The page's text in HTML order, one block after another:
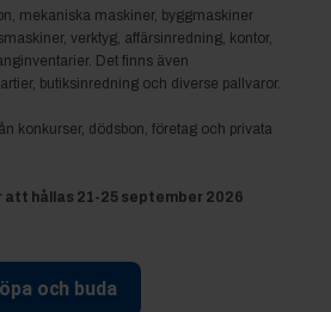
mekaniska maskiner, byggmaskiner
verktyg, affärsinredning, kontor,
Det finns även
butiksinredning och diverse pallvaror.
konkurser, dödsbon, företag och privata
att hållas 21-25 september 2026
och buda